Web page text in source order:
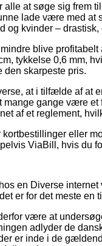
at søge sig frem
lade være med at
og kvinder –
blive
tykkelse 0,6 mm,
den skarpeste pris.
at i tilfælde af at
mange gange være
af et reglement,
kortbestillinger eller
ViaBill, hvis du
en Diverse
er for det meste en
være at
adlyder de
er inde i de